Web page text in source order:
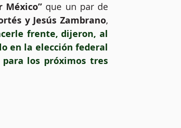
México” que un par de
y Jesús Zambrano
frente, dijeron, al
en la elección federal
los próximos tres